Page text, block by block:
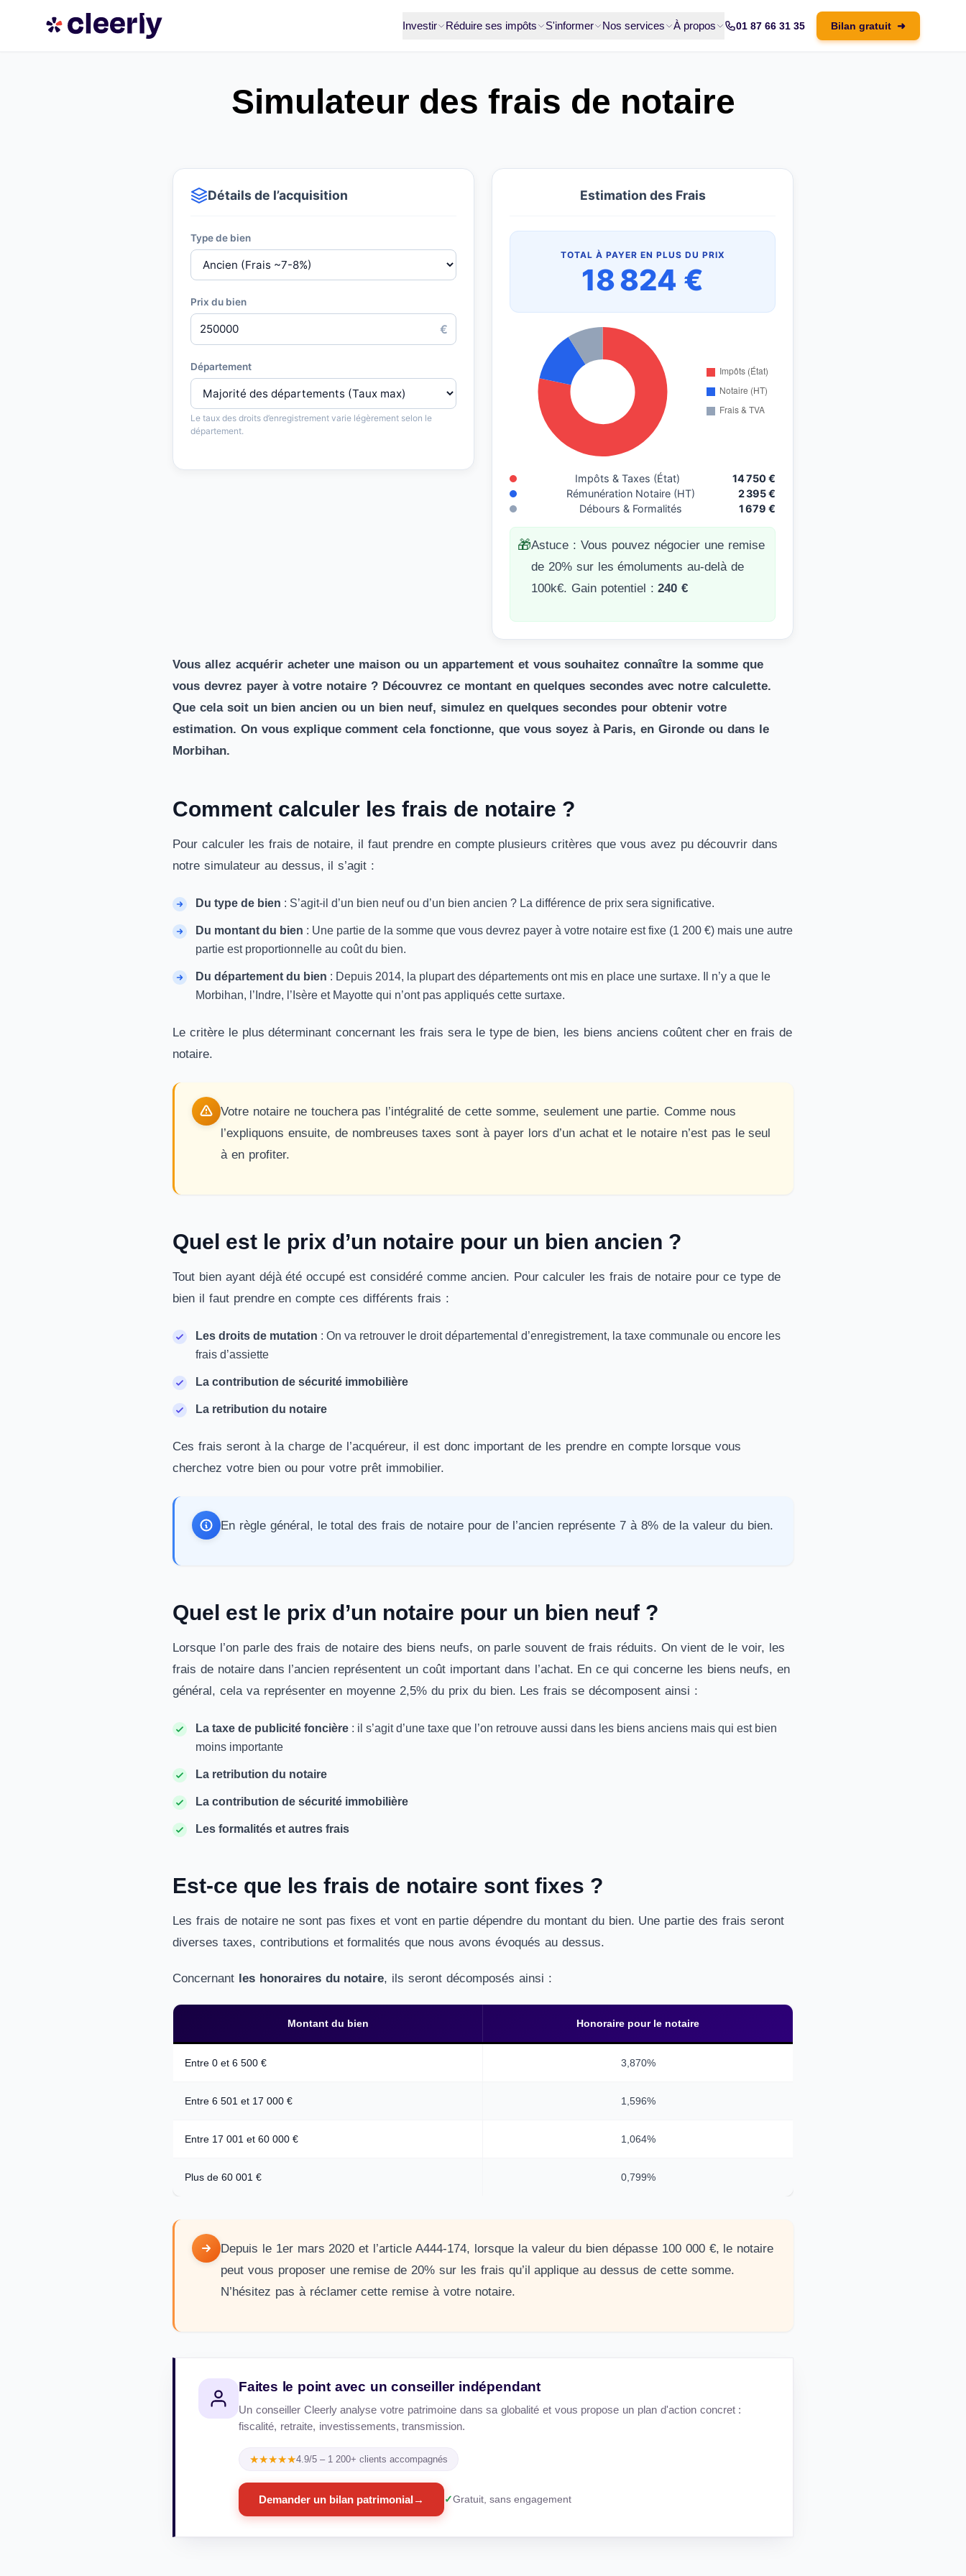
Investir Réduire ses impôts S'informer Nos services À propos 01 87 66 31 35 Bilan gratuit ➜
Simulateur des frais de notaire
Détails de l’acquisition
Type de bien
Prix du bien
€
Département
Le taux des droits d’enregistrement varie légèrement selon le
département.
Estimation des Frais
TOTAL À PAYER EN PLUS DU PRIX
18 824 €
Impôts & Taxes (État)
14 750 €
Rémunération Notaire (HT)
2 395 €
Débours & Formalités
1 679 €
🎁Astuce : Vous pouvez négocier une remise
de 20% sur les émoluments au-delà de
100k€. Gain potentiel :240 €
Vous allez acquérir acheter une maison ou un appartement et vous souhaitez connaître la somme que
vous devrez payer à votre notaire ? Découvrez ce montant en quelques secondes avec notre calculette.
Que cela soit un bien ancien ou un bien neuf, simulez en quelques secondes pour obtenir votre
estimation. On vous explique comment cela fonctionne, que vous soyez à Paris, en Gironde ou dans le
Morbihan.
Comment calculer les frais de notaire ?
Pour calculer les frais de notaire, il faut prendre en compte plusieurs critères que vous avez pu découvrir dans
notre simulateur au dessus, il s’agit :
Du type de bien : S’agit-il d’un bien neuf ou d’un bien ancien ? La différence de prix sera significative.
Du montant du bien : Une partie de la somme que vous devrez payer à votre notaire est fixe (1 200 €) mais une autre
partie est proportionnelle au coût du bien.
Du département du bien : Depuis 2014, la plupart des départements ont mis en place une surtaxe. Il n’y a que le
Morbihan, l’Indre, l’Isère et Mayotte qui n’ont pas appliqués cette surtaxe.
Le critère le plus déterminant concernant les frais sera le type de bien, les biens anciens coûtent cher en frais de
notaire.
Votre notaire ne touchera pas l’intégralité de cette somme, seulement une partie. Comme nous
l’expliquons ensuite, de nombreuses taxes sont à payer lors d’un achat et le notaire n’est pas le seul
à en profiter.
Quel est le prix d’un notaire pour un bien ancien ?
Tout bien ayant déjà été occupé est considéré comme ancien. Pour calculer les frais de notaire pour ce type de
bien il faut prendre en compte ces différents frais :
Les droits de mutation : On va retrouver le droit départemental d’enregistrement, la taxe communale ou encore les
frais d’assiette
La contribution de sécurité immobilière
La retribution du notaire
Ces frais seront à la charge de l’acquéreur, il est donc important de les prendre en compte lorsque vous
cherchez votre bien ou pour votre prêt immobilier.
En règle général, le total des frais de notaire pour de l’ancien représente 7 à 8% de la valeur du bien.
Quel est le prix d’un notaire pour un bien neuf ?
Lorsque l’on parle des frais de notaire des biens neufs, on parle souvent de frais réduits. On vient de le voir, les
frais de notaire dans l’ancien représentent un coût important dans l’achat. En ce qui concerne les biens neufs, en
général, cela va représenter en moyenne 2,5% du prix du bien. Les frais se décomposent ainsi :
La taxe de publicité foncière : il s’agit d’une taxe que l’on retrouve aussi dans les biens anciens mais qui est bien
moins importante
La retribution du notaire
La contribution de sécurité immobilière
Les formalités et autres frais
Est-ce que les frais de notaire sont fixes ?
Les frais de notaire ne sont pas fixes et vont en partie dépendre du montant du bien. Une partie des frais seront
diverses taxes, contributions et formalités que nous avons évoqués au dessus.
Concernant les honoraires du notaire, ils seront décomposés ainsi :
Montant du bien Honoraire pour le notaire
Entre 0 et 6 500 € 3,870%
Entre 6 501 et 17 000 € 1,596%
Entre 17 001 et 60 000 € 1,064%
Plus de 60 001 € 0,799%
Depuis le 1er mars 2020 et l’article A444-174, lorsque la valeur du bien dépasse 100 000 €, le notaire
peut vous proposer une remise de 20% sur les frais qu’il applique au dessus de cette somme.
N’hésitez pas à réclamer cette remise à votre notaire.
Faites le point avec un conseiller indépendant
Un conseiller Cleerly analyse votre patrimoine dans sa globalité et vous propose un plan d'action concret :
fiscalité, retraite, investissements, transmission.
★★★★★4.9/5 – 1 200+ clients accompagnés
Demander un bilan patrimonial → Gratuit, sans engagement